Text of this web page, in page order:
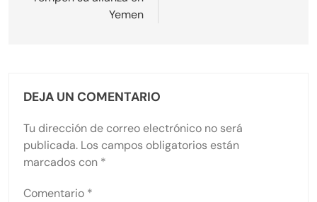
Yemen
DEJA UN COMENTARIO
Tu dirección de correo electrónico no será
publicada. Los campos obligatorios están
marcados con *
Comentario *